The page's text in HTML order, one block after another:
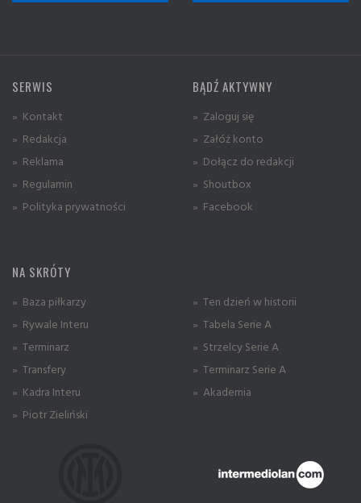
SERWIS
» Kontakt
» Redakcja
» Reklama
» Regulamin
» Polityka prywatności
BĄDŹ AKTYWNY
» Zaloguj się
» Załóż konto
» Dołącz do redakcji
» Shoutbox
» Facebook
NA SKRÓTY
» Baza piłkarzy
» Rywale Interu
» Terminarz
» Transfery
» Kadra Interu
» Piotr Zieliński
» Ten dzień w historii
» Tabela Serie A
» Strzelcy Serie A
» Terminarz Serie A
» Akademia